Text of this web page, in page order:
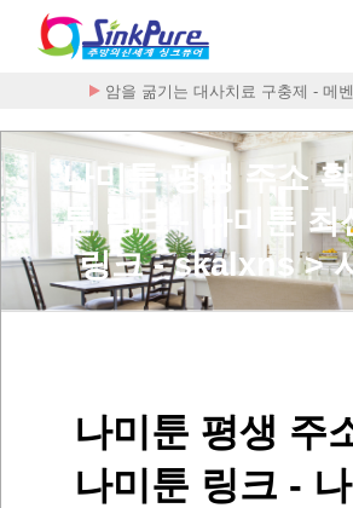
암을 굶기는 대사치료 구충제 - 메
나미툰 평생 주소
툰 링크 - 나미툰 최
링크 - skalxns >
나미툰 평생 주
나미툰 링크 -